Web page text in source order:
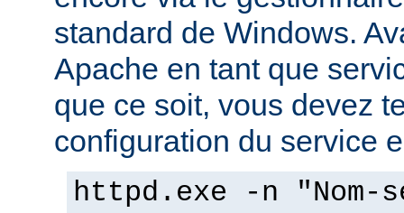
standard de Windows.
Apache en tant que
que ce soit, vous devez
configuration du service
httpd.exe -n